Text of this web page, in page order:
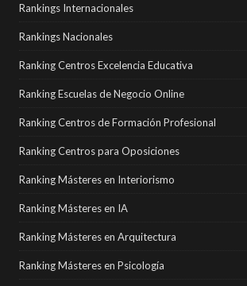
Rankings Internacionales
Rankings Nacionales
Ranking Centros Excelencia Educativa
Ranking Escuelas de Negocio Online
Ranking Centros de Formación Profesional
Ranking Centros para Oposiciones
Ranking Másteres en Interiorismo
Ranking Másteres en IA
Ranking Másteres en Arquitectura
Ranking Másteres en Psicología